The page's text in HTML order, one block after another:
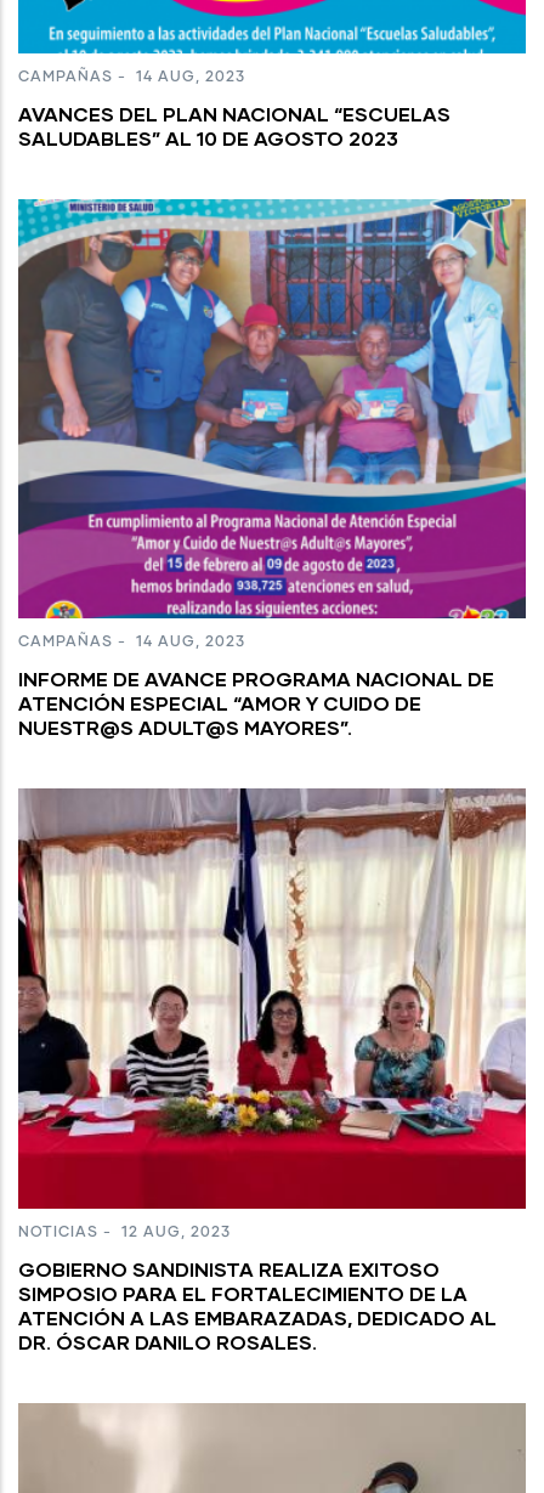
CAMPAÑAS - 14 AUG, 2023
AVANCES DEL PLAN NACIONAL “ESCUELAS
SALUDABLES” AL 10 DE AGOSTO 2023
CAMPAÑAS - 14 AUG, 2023
INFORME DE AVANCE PROGRAMA NACIONAL DE
ATENCIÓN ESPECIAL “AMOR Y CUIDO DE
NUESTR@S ADULT@S MAYORES”.
NOTICIAS - 12 AUG, 2023
GOBIERNO SANDINISTA REALIZA EXITOSO
SIMPOSIO PARA EL FORTALECIMIENTO DE LA
ATENCIÓN A LAS EMBARAZADAS, DEDICADO AL
DR. ÓSCAR DANILO ROSALES.